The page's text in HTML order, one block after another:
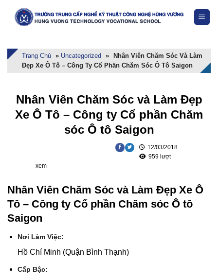
Trang Chủ » Uncategorized »
Nhân Viên Chăm Sóc Và Làm
Đẹp Xe Ô Tô – Công Ty Cổ Phần Chăm Sóc Ô Tô Saigon
Nhân Viên Chăm Sóc và Làm Đẹp
Xe Ô Tô – Công ty Cổ phần Chăm
sóc Ô tô Saigon
12/03/2018
959 lượt
xem
Nhân Viên Chăm Sóc và Làm Đẹp Xe Ô
Tô – Công ty Cổ phần Chăm sóc Ô tô
Saigon
Nơi Làm Việc:
Hồ Chí Minh (Quận Bình Thạnh)
Cấp Bậc: